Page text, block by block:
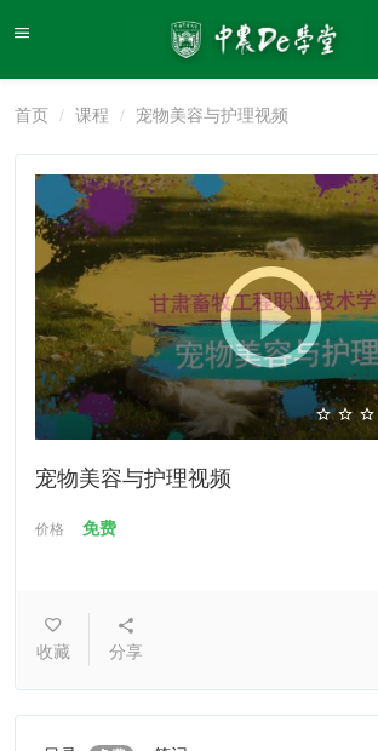
首页 课程 宠物美容与护理视频
宠物美容与护理视频
价格 免费
收藏 分享